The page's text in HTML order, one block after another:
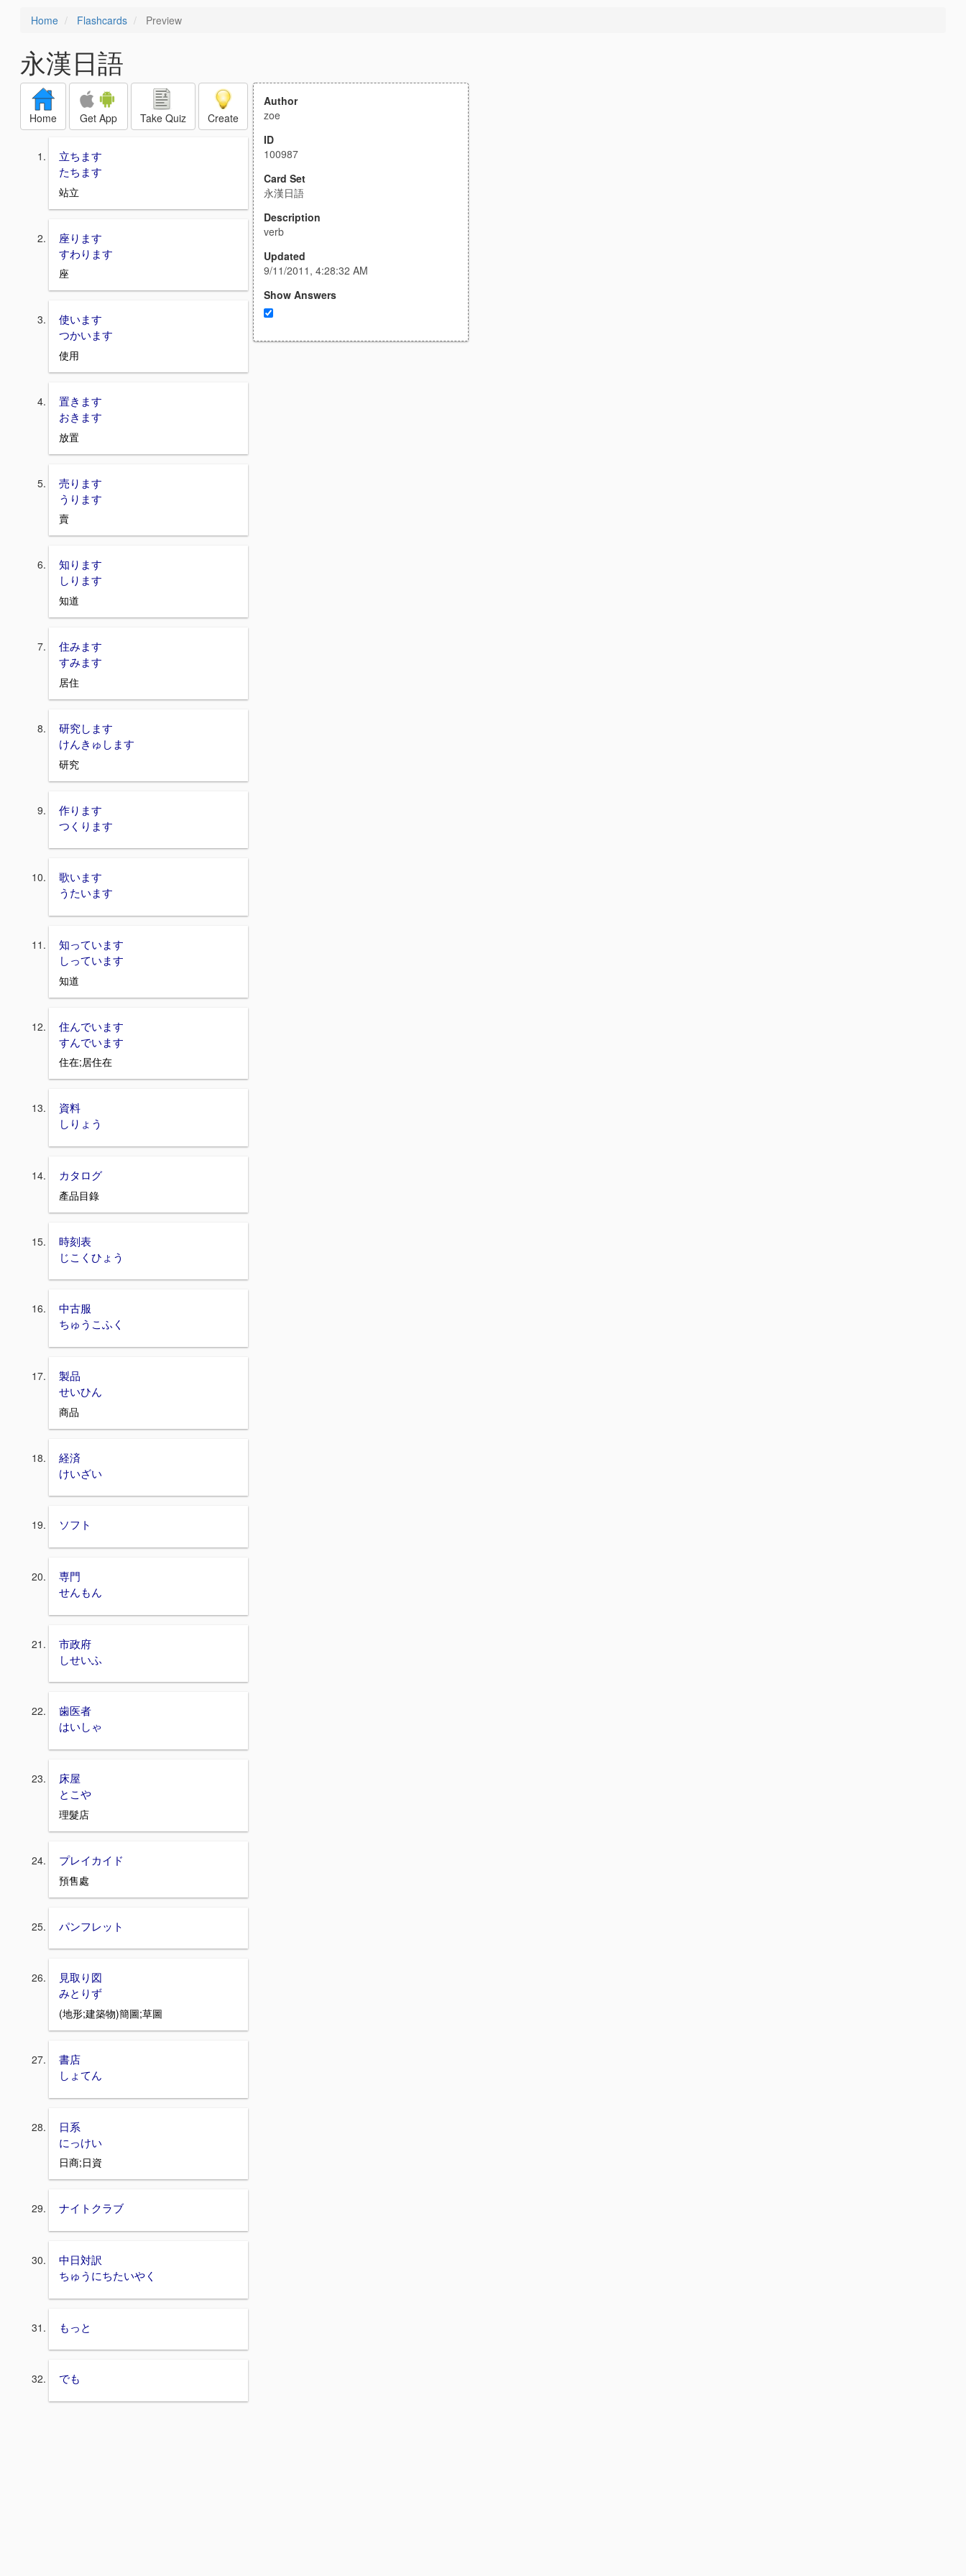
Home Flashcards Preview
永漢日語
Home Get App Take Quiz Create
立ちます
たちます
站立
座ります
すわります
座
使います
つかいます
使用
置きます
おきます
放置
売ります
うります
賣
知ります
しります
知道
住みます
すみます
居住
研究します
けんきゅします
研究
作ります
つくります
歌います
うたいます
知っています
しっています
知道
住んでいます
すんでいます
住在;居住在
資料
しりょう
カタログ
產品目錄
時刻表
じこくひょう
中古服
ちゅうこふく
製品
せいひん
商品
経済
けいざい
ソフト
専門
せんもん
市政府
しせいふ
歯医者
はいしゃ
床屋
とこや
理髮店
プレイカイド
預售處
パンフレット
見取り図
みとりず
(地形;建築物)簡圖;草圖
書店
しょてん
日系
にっけい
日商;日資
ナイトクラブ
中日対訳
ちゅうにちたいやく
もっと
でも
Author
zoe
ID
100987
Card Set
永漢日語
Description
verb
Updated
9/11/2011, 4:28:32 AM
Show Answers